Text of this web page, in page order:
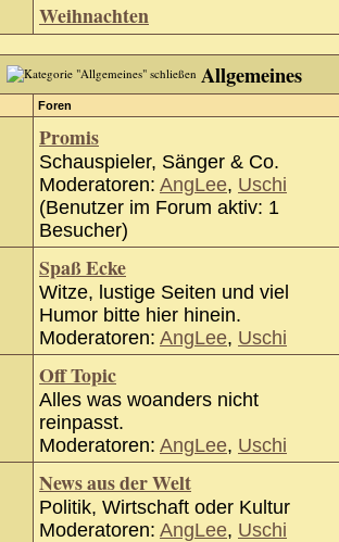
Weihnachten
Allgemeines
Foren
Promis
Schauspieler, Sänger & Co.
Moderatoren: AngLee, Uschi
(Benutzer im Forum aktiv: 1
Besucher)
Spaß Ecke
Witze, lustige Seiten und viel
Humor bitte hier hinein.
Moderatoren: AngLee, Uschi
Off Topic
Alles was woanders nicht
reinpasst.
Moderatoren: AngLee, Uschi
News aus der Welt
Politik, Wirtschaft oder Kultur
Moderatoren: AngLee, Uschi